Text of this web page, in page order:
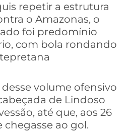
repetir a estrutura
o Amazonas, o
foi predomínio
com bola rondando
volume ofensivo
de Lindoso
até que, aos 26
chegasse ao gol.